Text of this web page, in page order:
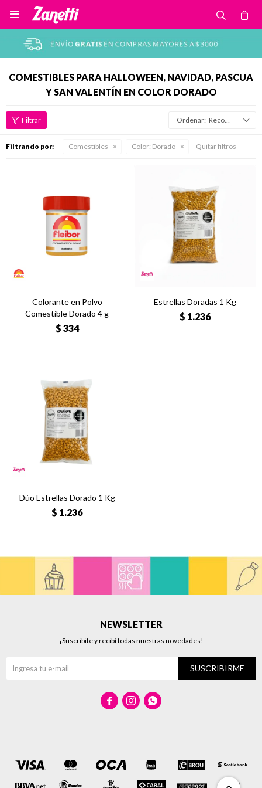

COMESTIBLES PARA HALLOWEEN, NAVIDAD, PASCUA
Y SAN VALENTÍN EN COLOR DORADO
Recomendados
Filtrando por: Comestibles Color: Dorado Quitar filtros
Colorante en Polvo
Comestible Dorado 4 g
$ 334
Estrellas Doradas 1 Kg
$ 1.236
Dúo Estrellas Dorado 1 Kg
$ 1.236
NEWSLETTER
¡Suscribite y recibí todas nuestras novedades!
SUSCRIBIRME
  